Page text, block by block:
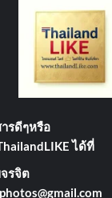
รดีๆหรือ
ได้ที่
รจิต